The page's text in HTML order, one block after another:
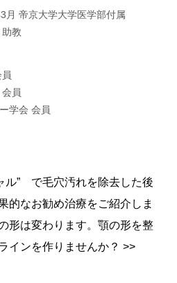
月 帝京大学大学医学部付属
教
員
学会 会員
ル” で毛穴汚れを除去した後
的なお勧め治療をご紹介しま
形は変わります。顎の形を整
インを作りませんか？ >>